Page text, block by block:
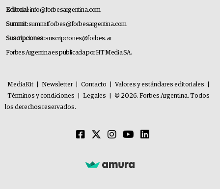
Editorial:info@forbesargentina.com
Summit:summitforbes@forbesargentina.com
Suscripciones:suscripciones@forbes.ar
Forbes Argentina es publicada por HT Media SA.
MediaKit Newsletter Contacto Valores y estándares editoriales
Términos y condiciones
Legales
© 2026. Forbes Argentina. Todos
los derechos reservados.